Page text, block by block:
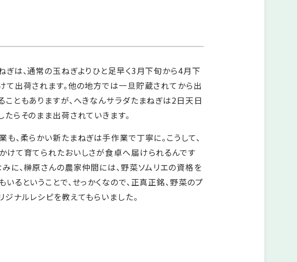
ぎは、通常の玉ねぎよりひと足早く3月下旬から4月下
て出荷されます。他の地方では一旦貯蔵されてから出
こともありますが、へきなんサラダたまねぎは2日天日
たらそのまま出荷されていきます。
も、柔らかい新たまねぎは手作業で丁寧に。こうして、
けて育てられたおいしさが食卓へ届けられるんです
みに、榊原さんの農家仲間には、野菜ソムリエの資格を
いるということで、せっかくなので、正真正銘、野菜のプ
ジナルレシピを教えてもらいました。